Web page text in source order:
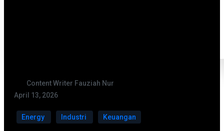
Content Writer Fauziah Nur
April 13, 2026
Energy Industri Keuangan